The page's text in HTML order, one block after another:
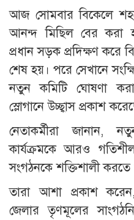
আজ সোমবার বিকেলে
আনন্দ মিছিল বের করা
প্রধান সড়ক প্রদিক্ষণ করে
শেষ হয়। পরে সেখানে
নতুন কমিটি ঘোষণা
স্লোগানে উচ্ছ্বাস প্রকাশ
নেতাকর্মীরা জানান,
কার্যক্রমকে আরও
সংগঠনকে শক্তিশালী করতে
তারা আশা প্রকাশ
জেলার তৃণমূলের